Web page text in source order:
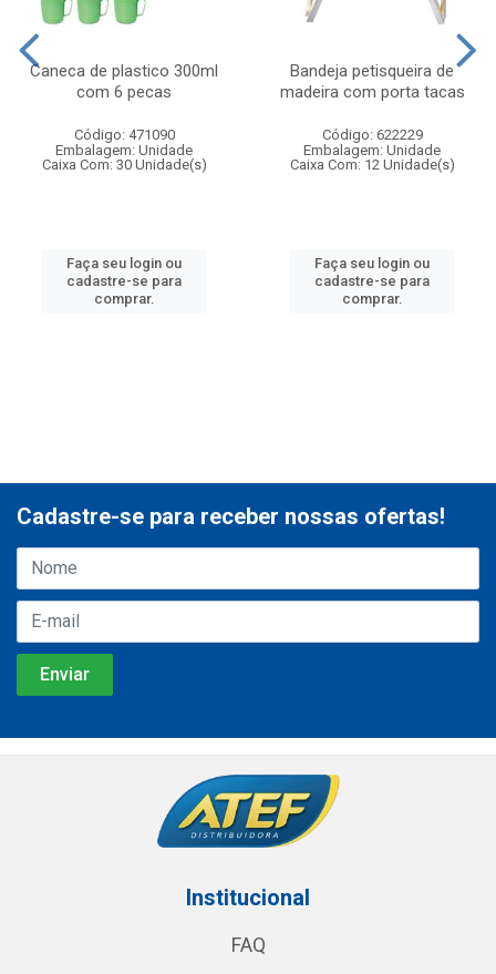
Caneca de plastico 300ml
com 6 pecas
Código: 471090
Embalagem: Unidade
Caixa Com: 30 Unidade(s)
Faça seu login ou
cadastre-se para
comprar.
Bandeja petisqueira de
madeira com porta tacas
Código: 622229
Embalagem: Unidade
Caixa Com: 12 Unidade(s)
Faça seu login ou
cadastre-se para
comprar.
Cadastre-se para receber nossas ofertas!
Institucional
FAQ